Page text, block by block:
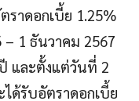
ราดอกเบี้ย 1.25%
1 ธันวาคม 2567
และตั้งแต่วันที่ 2
ด้รับอัตราดอกเบี้ย